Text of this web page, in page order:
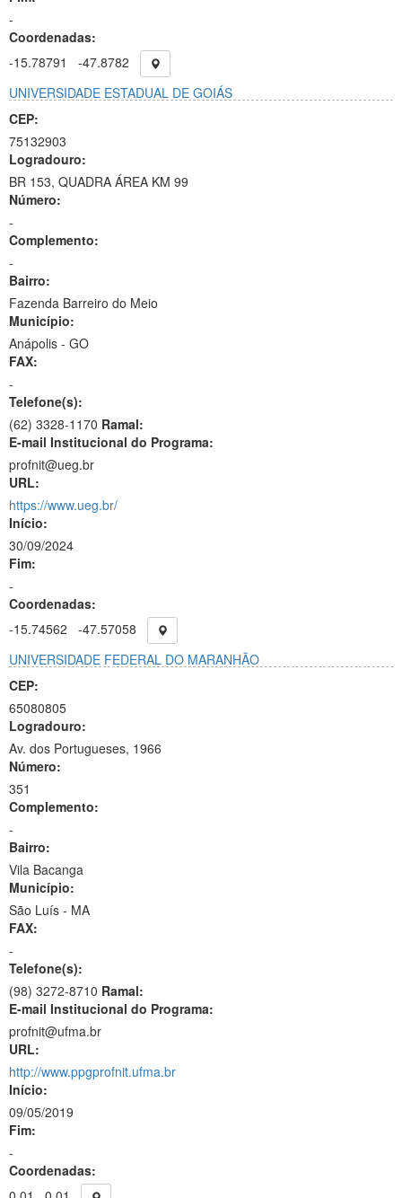
-
Coordenadas:
-15.78791
-47.8782
UNIVERSIDADE ESTADUAL DE GOIÁS
CEP:
75132903
Logradouro:
BR 153, QUADRA ÁREA KM 99
Número:
-
Complemento:
-
Bairro:
Fazenda Barreiro do Meio
Município:
Anápolis - GO
FAX:
-
Telefone(s):
(62) 3328-1170 Ramal:
E-mail Institucional do Programa:
profnit@ueg.br
URL:
https://www.ueg.br/
Início:
30/09/2024
Fim:
-
Coordenadas:
-15.74562
-47.57058
UNIVERSIDADE FEDERAL DO MARANHÃO
CEP:
65080805
Logradouro:
Av. dos Portugueses, 1966
Número:
351
Complemento:
-
Bairro:
Vila Bacanga
Município:
São Luís - MA
FAX:
-
Telefone(s):
(98) 3272-8710 Ramal:
E-mail Institucional do Programa:
profnit@ufma.br
URL:
http://www.ppgprofnit.ufma.br
Início:
09/05/2019
Fim:
-
Coordenadas: